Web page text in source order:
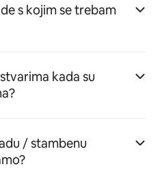
s kojim se trebam
kada su
/ stambenu